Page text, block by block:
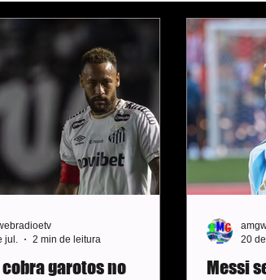
Brasil
garotos no
jul.
2 min de leitura
Messi
20 de